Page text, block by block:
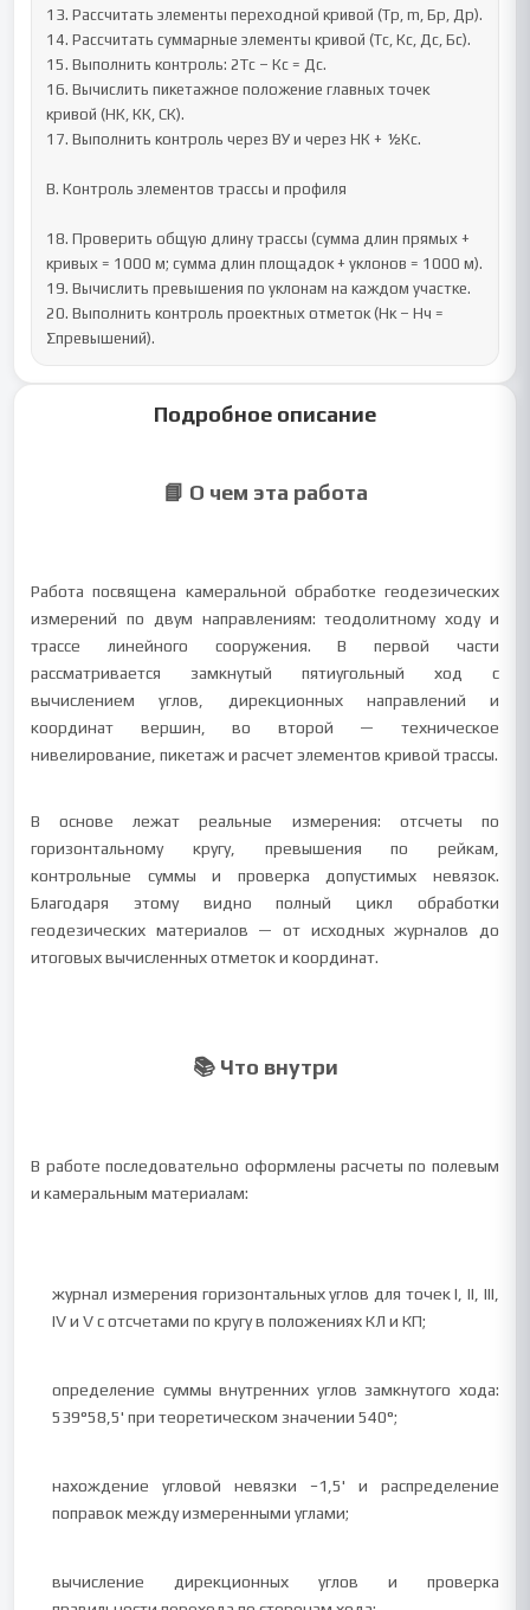
13. Рассчитать элементы переходной кривой (Тр, m, Бр, Др).
14. Рассчитать суммарные элементы кривой (Тс, Кс, Дс, Бс).
15. Выполнить контроль: 2Тс – Кс = Дс.
16. Вычислить пикетажное положение главных точек
кривой (НК, КК, СК).
17. Выполнить контроль через ВУ и через НК + ½Кс.
В. Контроль элементов трассы и профиля
18. Проверить общую длину трассы (сумма длин прямых +
кривых = 1000 м; сумма длин площадок + уклонов = 1000 м).
19. Вычислить превышения по уклонам на каждом участке.
20. Выполнить контроль проектных отметок (Нк – Нч =
Σпревышений).
Подробное описание
📘 О чем эта работа
Работа посвящена камеральной обработке геодезических
измерений по двум направлениям: теодолитному ходу и
трассе линейного сооружения. В первой части
рассматривается замкнутый пятиугольный ход с
вычислением углов, дирекционных направлений и
координат вершин, во второй — техническое
нивелирование, пикетаж и расчет элементов кривой трассы.
В основе лежат реальные измерения: отсчеты по
горизонтальному кругу, превышения по рейкам,
контрольные суммы и проверка допустимых невязок.
Благодаря этому видно полный цикл обработки
геодезических материалов — от исходных журналов до
итоговых вычисленных отметок и координат.
📚 Что внутри
В работе последовательно оформлены расчеты по полевым
и камеральным материалам:
журнал измерения горизонтальных углов для точек I, II, III,
IV и V с отсчетами по кругу в положениях КЛ и КП;
определение суммы внутренних углов замкнутого хода:
539°58,5' при теоретическом значении 540°;
нахождение угловой невязки −1,5' и распределение
поправок между измеренными углами;
вычисление дирекционных углов и проверка